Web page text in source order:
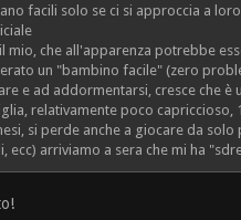
facili solo se ci si approccia a
mio, che all'apparenza potrebbe
un "bambino facile" (zero
e ad addormentarsi, cresce che è
relativamente poco
si perde anche a giocare da solo
ecc) arriviamo a sera che mi ha